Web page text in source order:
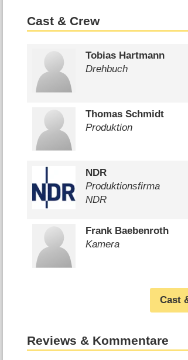
Cast & Crew
Tobias Hartmann
Drehbuch
Thomas Schmidt
Produktion
NDR
Produktionsfirma
NDR
Frank Baebenroth
Kamera
Cast
Reviews & Kommentare